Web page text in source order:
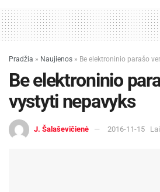
Pradžia » Naujienos » Be elektroninio parašo
Be elektroninio
vystyti nepavyks
J. Šalaševičienė 2016-11-15